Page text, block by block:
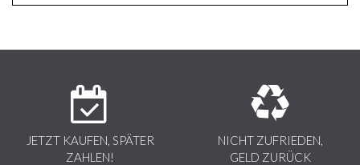
JETZT KAUFEN, SPÄTER
ZAHLEN!
NICHT ZUFRIEDEN,
GELD ZURÜCK